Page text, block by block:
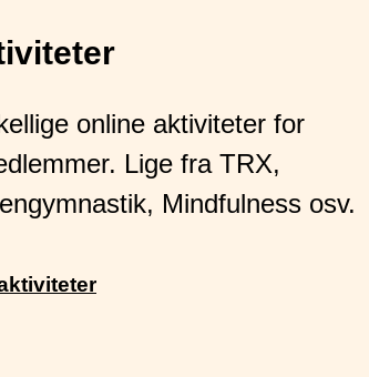
online aktiviteter for
Lige fra TRX,
Mindfulness osv.